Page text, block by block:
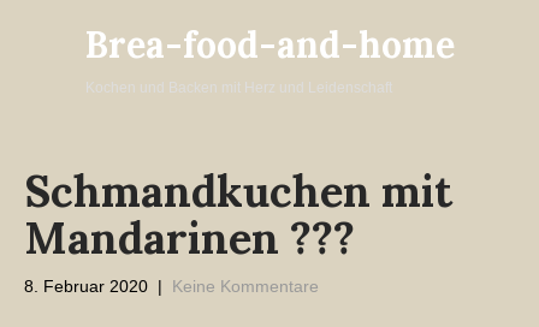
Brea-food-and-home
Kochen und Backen mit Herz und Leidenschaft
Schmandkuchen mit
Mandarinen ???
8. Februar 2020 | Keine Kommentare